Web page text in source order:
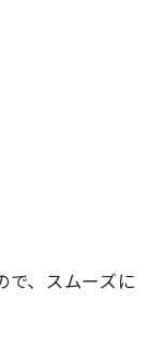
で、スムーズに